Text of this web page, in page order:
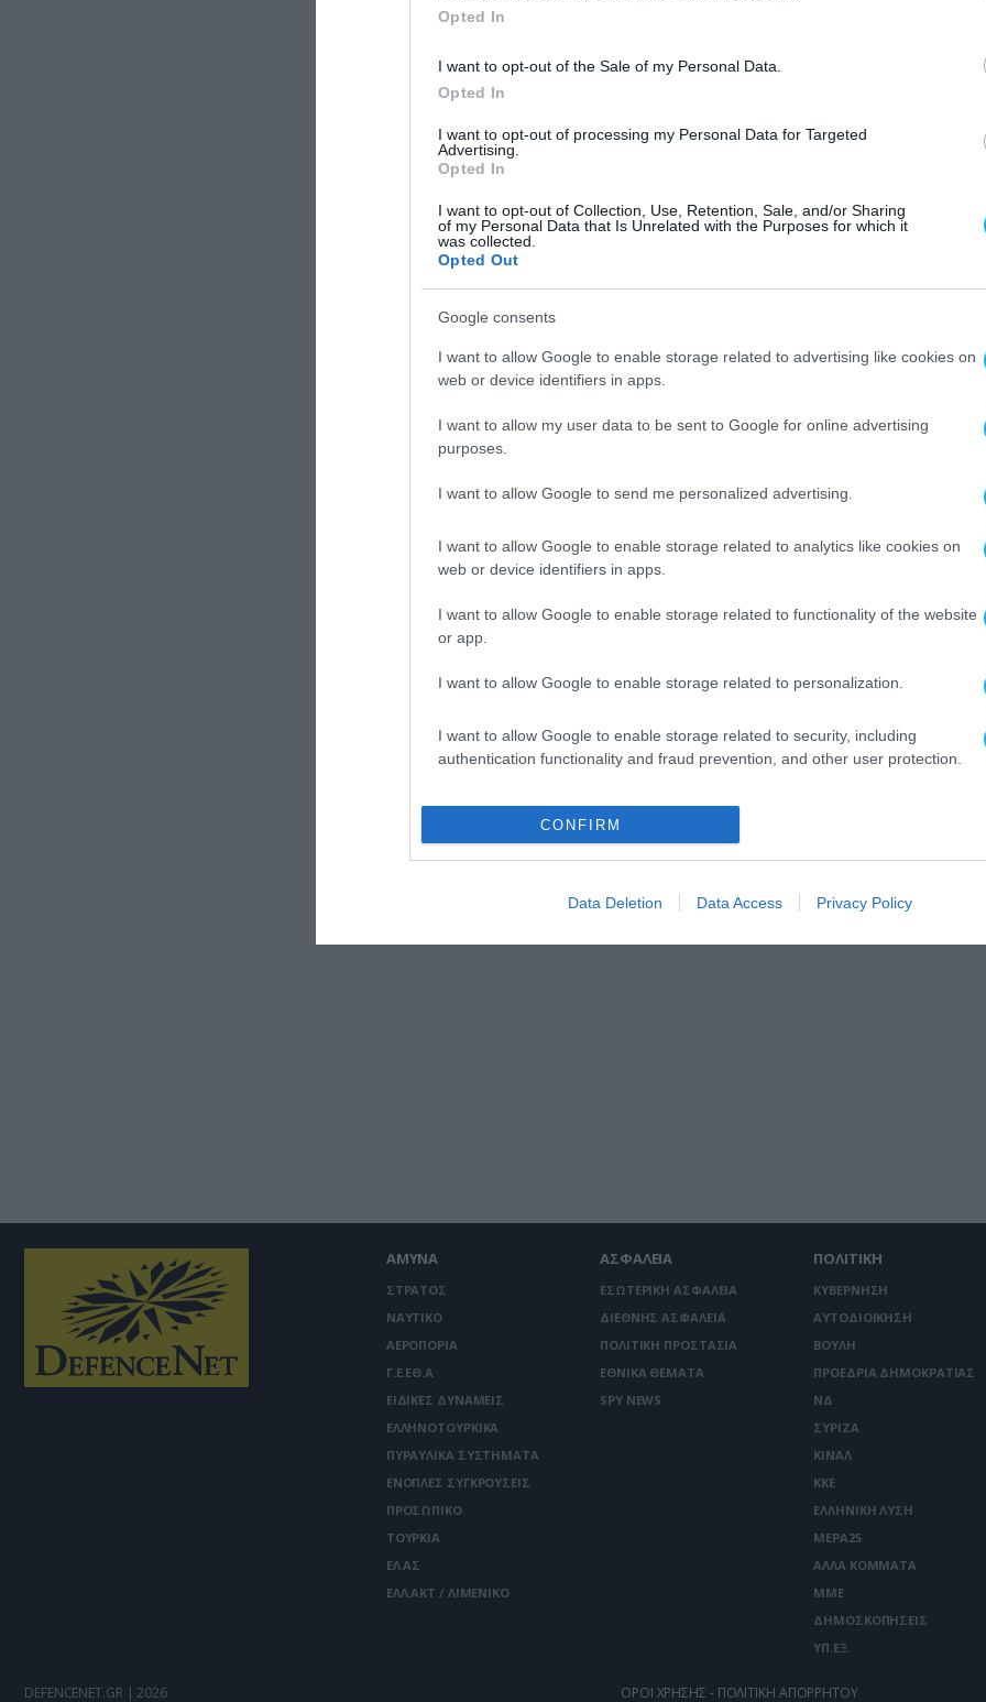
Opted In
I want to opt-out of the Sale of my Personal Data.
Opted In
I want to opt-out of processing my Personal Data for Targeted
Advertising.
Opted In
I want to opt-out of Collection, Use, Retention, Sale, and/or Sharing
of my Personal Data that Is Unrelated with the Purposes for which it
was collected.
Opted Out
Google consents
I want to allow Google to enable storage related to advertising like cookies on
web or device identifiers in apps.
I want to allow my user data to be sent to Google for online advertising
purposes.
I want to allow Google to send me personalized advertising.
I want to allow Google to enable storage related to analytics like cookies on
web or device identifiers in apps.
I want to allow Google to enable storage related to functionality of the website
or app.
I want to allow Google to enable storage related to personalization.
I want to allow Google to enable storage related to security, including
authentication functionality and fraud prevention, and other user protection.
CONFIRM
Data Deletion Data Access Privacy Policy
ΑΜΥΝΑ
ΣΤΡΑΤΟΣ
ΝΑΥΤΙΚΟ
ΑΕΡΟΠΟΡΙΑ
Γ.Ε.ΕΘ.Α
ΕΙΔΙΚΕΣ ΔΥΝΑΜΕΙΣ
ΕΛΛΗΝΟΤΟΥΡΚΙΚΑ
ΠΥΡΑΥΛΙΚΑ ΣΥΣΤΗΜΑΤΑ
ΕΝΟΠΛΕΣ ΣΥΓΚΡΟΥΣΕΙΣ
ΠΡΟΣΩΠΙΚΟ
ΤΟΥΡΚΙΑ
ΕΛ.ΑΣ
ΕΛΛ.ΑΚΤ / ΛΙΜΕΝΙΚΟ
ΑΣΦΑΛΕΙΑ
ΕΣΩΤΕΡΙΚΗ ΑΣΦΑΛΕΙΑ
ΔΙΕΘΝΗΣ ΑΣΦΑΛΕΙΑ
ΠΟΛΙΤΙΚΗ ΠΡΟΣΤΑΣΙΑ
ΕΘΝΙΚΑ ΘΕΜΑΤΑ
SPY NEWS
ΠΟΛΙΤΙΚΗ
ΚΥΒΕΡΝΗΣΗ
ΑΥΤΟΔΙΟΙΚΗΣΗ
ΒΟΥΛΗ
ΠΡΟΕΔΡΙΑ ΔΗΜΟΚΡΑΤΙΑΣ
ΝΔ
ΣΥΡΙΖΑ
ΚΙΝΑΛ
ΚΚΕ
ΕΛΛΗΝΙΚΗ ΛΥΣΗ
ΜΕΡΑ25
ΑΛΛΑ ΚΟΜΜΑΤΑ
ΜΜΕ
ΔΗΜΟΣΚΟΠΗΣΕΙΣ
ΥΠ.ΕΞ.
DEFENCENET.GR | 2026 ΟΡΟΙ ΧΡΗΣΗΣ - ΠΟΛΙΤΙΚΗ ΑΠΟΡΡΗΤΟΥ